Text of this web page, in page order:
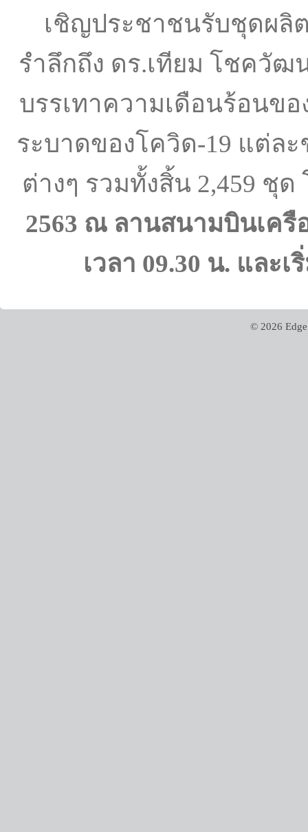
เชิญประชาชนรับชุดผ
รำลึกถึง ดร.เทียม โชควั
บรรเทาความเดือนร้อนข
ระบาดของโควิด-19 แต่ล
ต่างๆ รวมทั้งสิ้น 2,459 ชุ
2563 ณ ลานสนามบินเค
เวลา 09.30 น. และ
© 2026